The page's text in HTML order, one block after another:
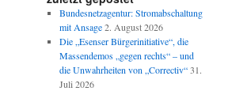
Bundesnetzagentur: Stromabschaltung
mit Ansage 2. August 2026
Die „Esenser Bürgerinitiative“, die
Massendemos „gegen rechts“ – und
die Unwahrheiten von „Correctiv“ 31.
Juli 2026